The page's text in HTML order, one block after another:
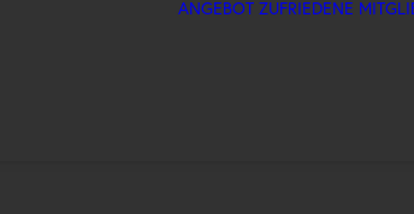
ANGEBOT ZUFRIEDENE